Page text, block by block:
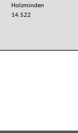
Holzminden
14.522